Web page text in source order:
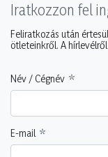
Iratkozzon fel
Feliratkozás után
ötleteinkről. A
Név / Cégnév
E-mail